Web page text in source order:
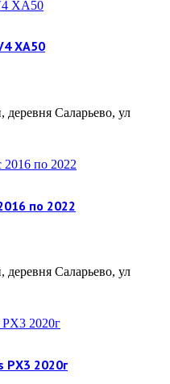
XA50
Саларьево, ул
по 2022
Саларьево, ул
РX3 2020г